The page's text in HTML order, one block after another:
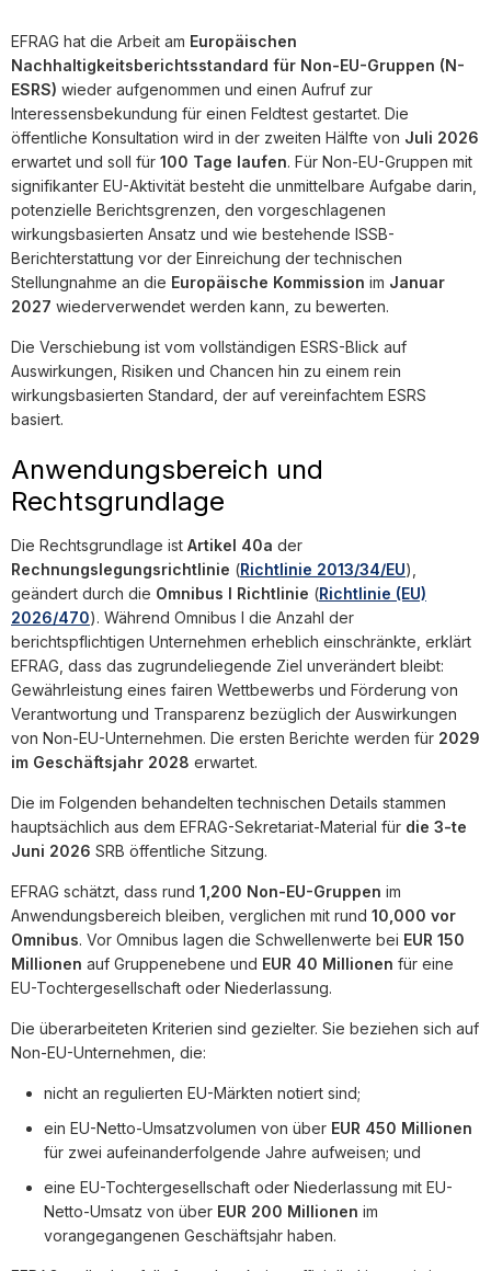
EFRAG hat die Arbeit am Europäischen
Nachhaltigkeitsberichtsstandard für Non-EU-Gruppen (N-
ESRS) wieder aufgenommen und einen Aufruf zur
Interessensbekundung für einen Feldtest gestartet. Die
öffentliche Konsultation wird in der zweiten Hälfte von Juli 2026
erwartet und soll für 100 Tage laufen. Für Non-EU-Gruppen mit
signifikanter EU-Aktivität besteht die unmittelbare Aufgabe darin,
potenzielle Berichtsgrenzen, den vorgeschlagenen
wirkungsbasierten Ansatz und wie bestehende ISSB-
Berichterstattung vor der Einreichung der technischen
Stellungnahme an die Europäische Kommission im Januar
2027 wiederverwendet werden kann, zu bewerten.
Die Verschiebung ist vom vollständigen ESRS-Blick auf
Auswirkungen, Risiken und Chancen hin zu einem rein
wirkungsbasierten Standard, der auf vereinfachtem ESRS
basiert.
Anwendungsbereich und
Rechtsgrundlage
Die Rechtsgrundlage ist Artikel 40a der
Rechnungslegungsrichtlinie (Richtlinie 2013/34/EU),
geändert durch die Omnibus I Richtlinie (Richtlinie (EU)
2026/470). Während Omnibus I die Anzahl der
berichtspflichtigen Unternehmen erheblich einschränkte, erklärt
EFRAG, dass das zugrundeliegende Ziel unverändert bleibt:
Gewährleistung eines fairen Wettbewerbs und Förderung von
Verantwortung und Transparenz bezüglich der Auswirkungen
von Non-EU-Unternehmen. Die ersten Berichte werden für 2029
im Geschäftsjahr 2028 erwartet.
Die im Folgenden behandelten technischen Details stammen
hauptsächlich aus dem EFRAG-Sekretariat-Material für die 3-te
Juni 2026 SRB öffentliche Sitzung.
EFRAG schätzt, dass rund 1,200 Non-EU-Gruppen im
Anwendungsbereich bleiben, verglichen mit rund 10,000 vor
Omnibus. Vor Omnibus lagen die Schwellenwerte bei EUR 150
Millionen auf Gruppenebene und EUR 40 Millionen für eine
EU-Tochtergesellschaft oder Niederlassung.
Die überarbeiteten Kriterien sind gezielter. Sie beziehen sich auf
Non-EU-Unternehmen, die:
nicht an regulierten EU-Märkten notiert sind;
ein EU-Netto-Umsatzvolumen von über EUR 450 Millionen
für zwei aufeinanderfolgende Jahre aufweisen; und
eine EU-Tochtergesellschaft oder Niederlassung mit EU-
Netto-Umsatz von über EUR 200 Millionen im
vorangegangenen Geschäftsjahr haben.